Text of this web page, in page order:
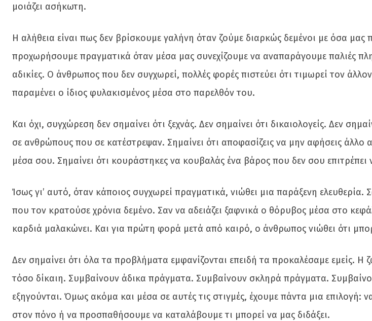
μοιάζει ασήκωτη.
Η αλήθεια είναι πως δεν βρίσκουμε γαλήνη όταν ζούμε διαρκώς δεμένοι με όσα
προχωρήσουμε πραγματικά όταν μέσα μας συνεχίζουμε να αναπαράγουμε παλιές
αδικίες. Ο άνθρωπος που δεν συγχωρεί, πολλές φορές πιστεύει ότι τιμωρεί τον
παραμένει ο ίδιος φυλακισμένος μέσα στο παρελθόν του.
Και όχι, συγχώρεση δεν σημαίνει ότι ξεχνάς. Δεν σημαίνει ότι δικαιολογείς. Δεν
σε ανθρώπους που σε κατέστρεψαν. Σημαίνει ότι αποφασίζεις να μην αφήσεις άλλο
μέσα σου. Σημαίνει ότι κουράστηκες να κουβαλάς ένα βάρος που δεν σου επιτρέπει
Ίσως γι’ αυτό, όταν κάποιος συγχωρεί πραγματικά, νιώθει μια παράξενη ελευθερία.
που τον κρατούσε χρόνια δεμένο. Σαν να αδειάζει ξαφνικά ο θόρυβος μέσα στο
καρδιά μαλακώνει. Και για πρώτη φορά μετά από καιρό, ο άνθρωπος νιώθει ότι
Δεν σημαίνει ότι όλα τα προβλήματα εμφανίζονται επειδή τα προκαλέσαμε εμείς. Η
τόσο δίκαιη. Συμβαίνουν άδικα πράγματα. Συμβαίνουν σκληρά πράγματα.
εξηγούνται. Όμως ακόμα και μέσα σε αυτές τις στιγμές, έχουμε πάντα μια επιλογή:
στον πόνο ή να προσπαθήσουμε να καταλάβουμε τι μπορεί να μας διδάξει.